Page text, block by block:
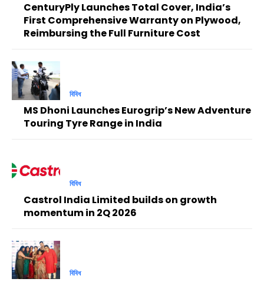
CenturyPly Launches Total Cover, India’s
First Comprehensive Warranty on Plywood,
Reimbursing the Full Furniture Cost
বিবিধ
MS Dhoni Launches Eurogrip’s New Adventure
Touring Tyre Range in India
বিবিধ
Castrol India Limited builds on growth
momentum in 2Q 2026
বিবিধ